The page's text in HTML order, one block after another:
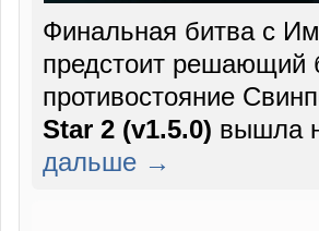
Финальная битва с
предстоит решающий
противостояние
Star 2 (v1.5.0) вышла
дальше →